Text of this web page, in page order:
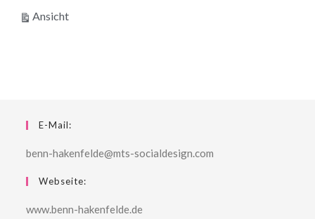
Ansichtausdrucken
E-Mail:
benn-hakenfelde@mts-socialdesign.com
Webseite:
www.benn-hakenfelde.de